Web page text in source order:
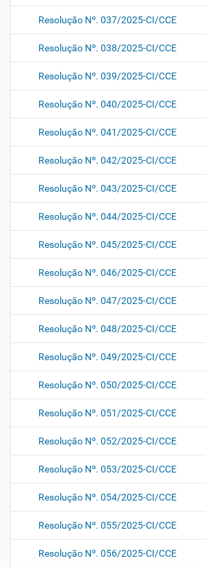
Resolução Nº. 037/2025-CI/CCE
Resolução Nº. 038/2025-CI/CCE
Resolução Nº. 039/2025-CI/CCE
Resolução Nº. 040/2025-CI/CCE
Resolução Nº. 041/2025-CI/CCE
Resolução Nº. 042/2025-CI/CCE
Resolução Nº. 043/2025-CI/CCE
Resolução Nº. 044/2025-CI/CCE
Resolução Nº. 045/2025-CI/CCE
Resolução Nº. 046/2025-CI/CCE
Resolução Nº. 047/2025-CI/CCE
Resolução Nº. 048/2025-CI/CCE
Resolução Nº. 049/2025-CI/CCE
Resolução Nº. 050/2025-CI/CCE
Resolução Nº. 051/2025-CI/CCE
Resolução Nº. 052/2025-CI/CCE
Resolução Nº. 053/2025-CI/CCE
Resolução Nº. 054/2025-CI/CCE
Resolução Nº. 055/2025-CI/CCE
Resolução Nº. 056/2025-CI/CCE